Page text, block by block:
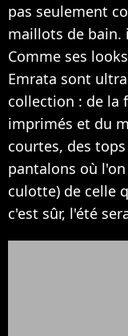
pas seulement
maillots de bain.
Comme ses
Emrata sont
collection : de la
imprimés et du
courtes, des
pantalons où
culotte) de celle
c'est sûr, l'été